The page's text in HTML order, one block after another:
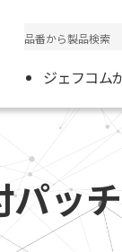
ジェフコム
ッ